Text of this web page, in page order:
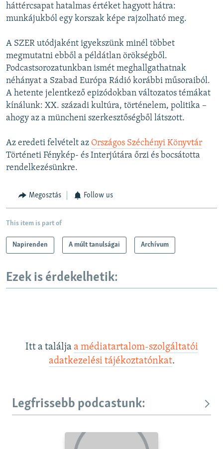
háttércsapat hatalmas értéket hagyott hátra:
munkájukból egy korszak képe rajzolható meg.
A SZER utódjaként igyekszünk minél többet
megmutatni ebből a példátlan örökségből.
Podcastsorozatunkban ismét meghallgathatnak
néhányat a Szabad Európa Rádió korábbi műsoraiból.
A hetente jelentkező epizódokban változatos témákat
kínálunk: XX. századi kultúra, történelem, politika –
ahogy az a müncheni szerkesztőségből látszott.
Az eredeti felvételt az Országos Széchényi Könyvtár
Történeti Fénykép- és Interjútára őrzi és bocsátotta
rendelkezésünkre.
Megosztás Follow us
This item is part of
Napirenden A múlt tanulságai Archívum
Ezek is érdekelhetik:
Itt a találja a médiatartalom-szolgáltatói
adatkezelési tájékoztatónkat.
Legfrissebb podcastunk: